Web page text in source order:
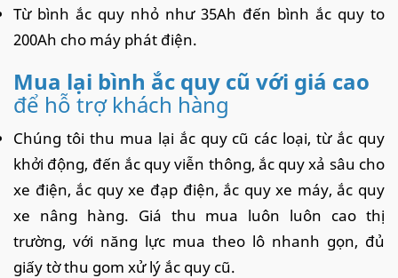
Từ bình ắc quy nhỏ như 35Ah đến bình ắc quy to
200Ah cho máy phát điện.
Mua lại bình ắc quy cũ với giá cao
để hỗ trợ khách hàng
Chúng tôi thu mua lại ắc quy cũ các loại, từ ắc quy
khởi động, đến ắc quy viễn thông, ắc quy xả sâu cho
xe điện, ắc quy xe đạp điện, ắc quy xe máy, ắc quy
xe nâng hàng. Giá thu mua luôn luôn cao thị
trường, với năng lực mua theo lô nhanh gọn, đủ
giấy tờ thu gom xử lý ắc quy cũ.